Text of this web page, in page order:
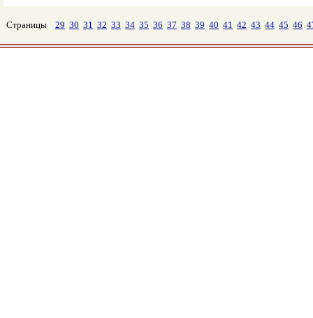
Страницы 29 30 31 32 33 34 35 36 37 38 39 40 41 42 43 44 45 46